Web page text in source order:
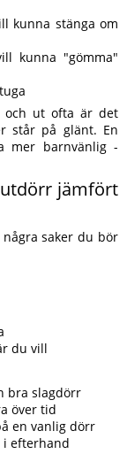
kunna stänga om
kunna "gömma"
och ut ofta är det
står på glänt. En
mer barnvänlig -
jämfört
saker du bör
du vill
bra slagdörr
över tid
en vanlig dörr
i efterhand